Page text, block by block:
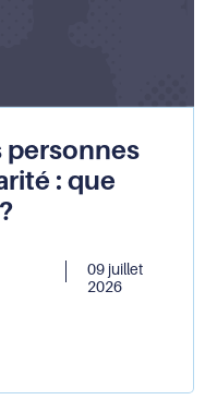
personnes
: que
09 juillet
2026